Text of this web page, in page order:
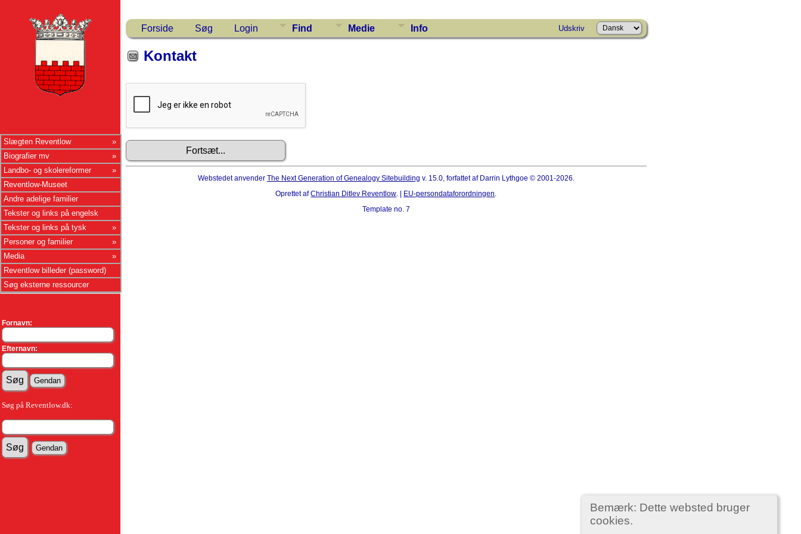
Slægten Reventlow
Biografier mv
Landbo- og skolereformer
Reventlow-Museet
Andre adelige familier
Tekster og links på engelsk
Tekster og links på tysk
Personer og familier
Media
Reventlow billeder (password)
Søg eksterne ressourcer
Fornavn:
Efternavn:
Søg på Reventlow.dk:
Forside Søg Login Find Medie Info Udskriv
Bemærk: Dette websted bruger
cookies.
Kontakt
Webstedet anvender The Next Generation of Genealogy Sitebuilding v. 15.0, forfattet af Darrin Lythgoe © 2001-2026.
Oprettet afChristian Ditlev Reventlow. | EU-persondataforordningen.
Template no. 7